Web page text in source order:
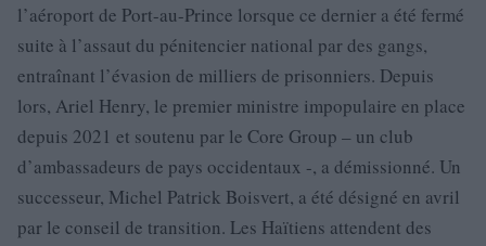
l’aéroport de Port-au-Prince lorsque ce dernier a été fermé
suite à l’assaut du pénitencier national par des gangs,
entraînant l’évasion de milliers de prisonniers. Depuis
lors, Ariel Henry, le premier ministre impopulaire en place
depuis 2021 et soutenu par le Core Group – un club
d’ambassadeurs de pays occidentaux -, a démissionné. Un
successeur, Michel Patrick Boisvert, a été désigné en avril
par le conseil de transition. Les Haïtiens attendent des